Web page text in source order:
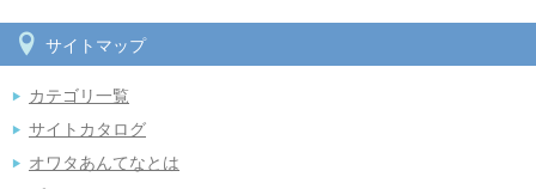
サイトマップ
カテゴリ一覧
サイトカタログ
オワタあんてなとは